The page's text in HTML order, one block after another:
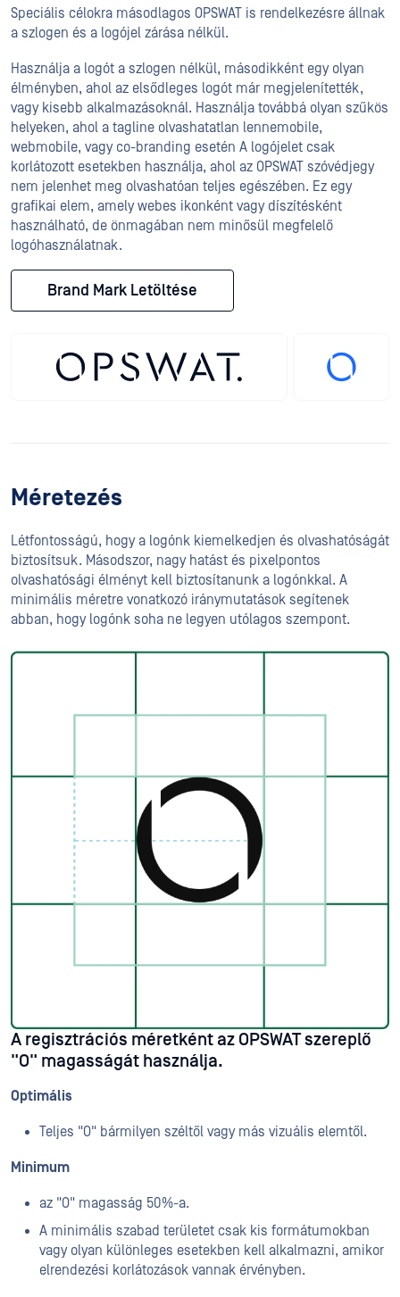
Speciális célokra másodlagos OPSWAT is rendelkezésre állnak
a szlogen és a logójel zárása nélkül.
Használja a logót a szlogen nélkül, másodikként egy olyan
élményben, ahol az elsődleges logót már megjelenítették,
vagy kisebb alkalmazásoknál. Használja továbbá olyan szűkös
helyeken, ahol a tagline olvashatatlan lennemobile,
webmobile, vagy co-branding esetén A logójelet csak
korlátozott esetekben használja, ahol az OPSWAT szóvédjegy
nem jelenhet meg olvashatóan teljes egészében. Ez egy
grafikai elem, amely webes ikonként vagy díszítésként
használható, de önmagában nem minősül megfelelő
logóhasználatnak.
Brand Mark Letöltése
Méretezés
Létfontosságú, hogy a logónk kiemelkedjen és olvashatóságát
biztosítsuk. Másodszor, nagy hatást és pixelpontos
olvashatósági élményt kell biztosítanunk a logónkkal. A
minimális méretre vonatkozó iránymutatások segítenek
abban, hogy logónk soha ne legyen utólagos szempont.
A regisztrációs méretként az OPSWAT szereplő
"O" magasságát használja.
Optimális
Teljes "O" bármilyen széltől vagy más vizuális elemtől.
Minimum
az "O" magasság 50%-a.
A minimális szabad területet csak kis formátumokban
vagy olyan különleges esetekben kell alkalmazni, amikor
elrendezési korlátozások vannak érvényben.